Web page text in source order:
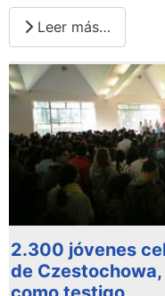
Leer más…
2.300 jóvenes
de